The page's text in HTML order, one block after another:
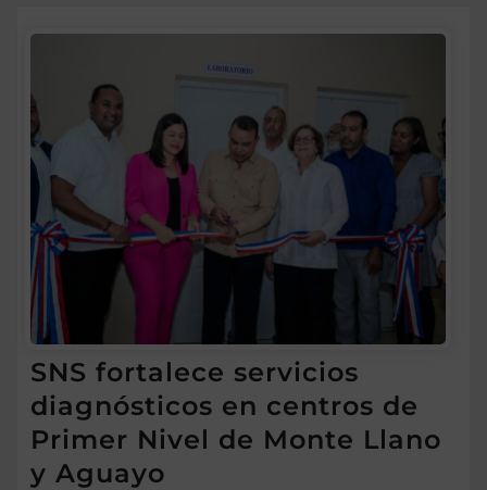
SNS fortalece servicios
diagnósticos en centros de
Primer Nivel de Monte Llano
y Aguayo